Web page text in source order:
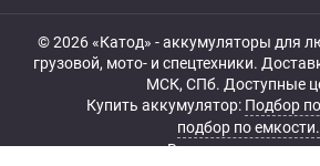
© 2026 «Катод» - аккумуляторы для
грузовой, мото- и спецтехники.
МСК, СПб. Доступные
Купить аккумулятор: Подбор
подбор по емкости.
Все права